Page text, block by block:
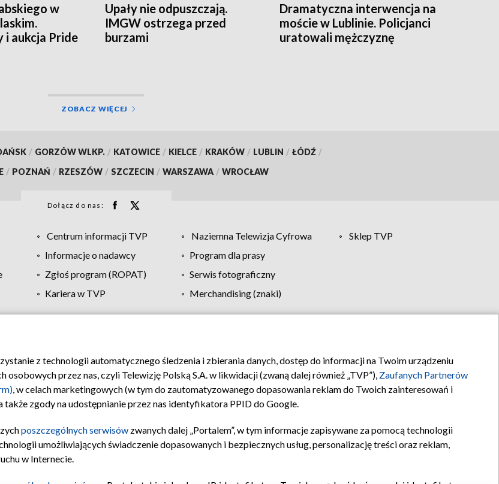
w
i aukcja Pride
Upały nie odpuszczają.
IMGW ostrzega przed
burzami
Dramatyczna interwencja na
moście w Lublinie. Policjanci
uratowali mężczyznę
ZOBACZ WIĘCEJ
/ GORZÓW WLKP. / KATOWICE / KIELCE / KRAKÓW / LUBLIN / ŁÓDŹ /
/ POZNAŃ / RZESZÓW / SZCZECIN / WARSZAWA / WROCŁAW
Dołącz do nas:
Centrum informacji TVP Naziemna Telewizja Cyfrowa
Sklep TVP
Informacje o nadawcy
Program dla prasy
Zgłoś program (ROPAT)
Serwis fotograficzny
Kariera w TVP
Merchandising (znaki)
Moje zgody Pomoc Biuro reklamy Kontakt
z technologii automatycznego śledzenia i zbierania danych, dostęp do informacji na Twoim urządzeniu
przez nas, czyli Telewizję Polską S.A. w likwidacji (zwaną dalej również „TVP”), Zaufanych Partnerów
, w celach marketingowych (w tym do zautomatyzowanego dopasowania reklam do Twoich zainteresowań i
zgody na udostępnianie przez nas identyfikatora PPID do Google.
poszczególnych serwisów zwanych dalej „Portalem”, w tym informacje zapisywane za pomocą technologii
umożliwiających świadczenie dopasowanych i bezpiecznych usług, personalizację treści oraz reklam,
w Internecie.